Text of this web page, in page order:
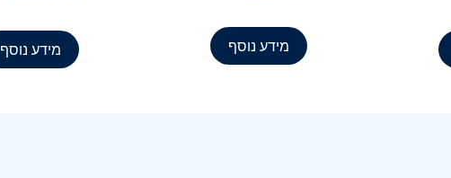
מידע נוסף מידע נוסף